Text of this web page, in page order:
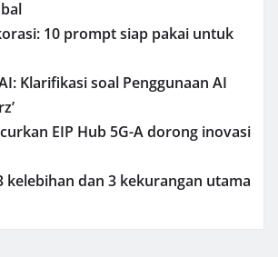
10 prompt siap pakai untuk
Klarifikasi soal Penggunaan AI
EIP Hub 5G-A dorong inovasi
kelebihan dan 3 kekurangan utama